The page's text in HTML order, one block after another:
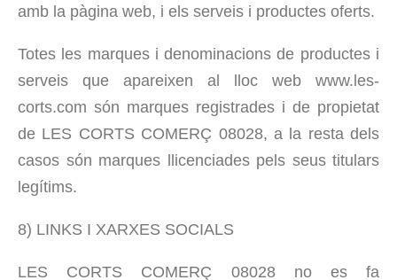
amb la pàgina web, i els serveis i productes oferts.
Totes les marques i denominacions de productes i
serveis que apareixen al lloc web www.les-
corts.com són marques registrades i de propietat
de LES CORTS COMERÇ 08028, a la resta dels
casos són marques llicenciades pels seus titulars
legítims.
8) LINKS I XARXES SOCIALS
LES CORTS COMERÇ 08028 no es fa